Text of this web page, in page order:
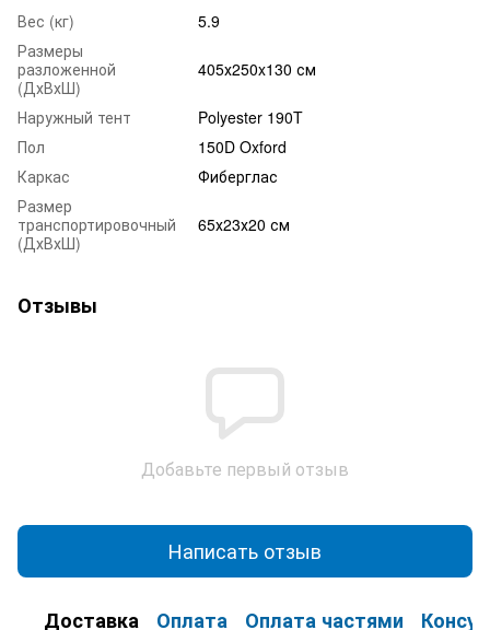
Вес (кг)
5.9
Размеры
разложенной
(ДхВхШ)
405х250x130 см
Наружный тент
Polyester 190T
Пол
150D Oxford
Каркас
Фиберглас
Размер
транспортировочный
(ДхВхШ)
65х23х20 см
Отзывы
Добавьте первый отзыв
Написать отзыв
Доставка Оплата Оплата частями